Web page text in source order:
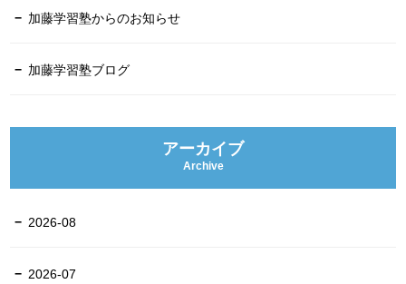
加藤学習塾からのお知らせ
加藤学習塾ブログ
アーカイブ
Archive
2026-08
2026-07